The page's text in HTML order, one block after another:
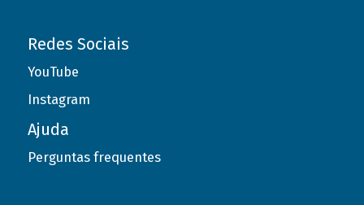
Redes Sociais
YouTube
Instagram
Ajuda
Perguntas frequentes